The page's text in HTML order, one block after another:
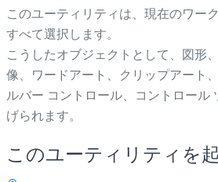
このユーティリティは、現在のワー
すべて選択します。
こうしたオブジェクトとして、図形
像、ワードアート、クリップアート
ルバー コントロール、コントロール
げられます。
このユーティリティを